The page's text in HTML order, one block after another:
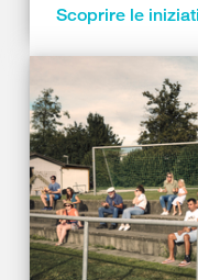
Scoprire le